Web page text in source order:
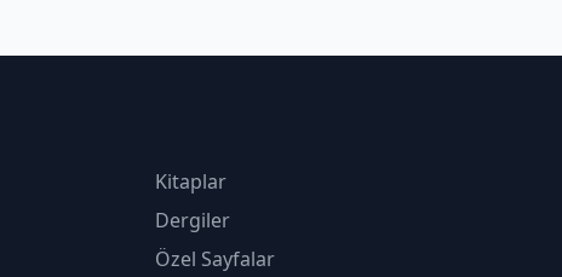
Kitaplar
Dergiler
Özel Sayfalar